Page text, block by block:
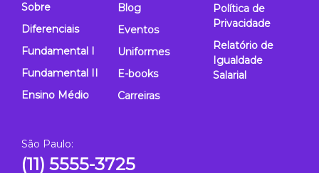
Sobre
Diferenciais
Fundamental I
Fundamental II
Ensino Médio
Blog
Eventos
Uniformes
E-books
Carreiras
Política de
Privacidade
Relatório de
Igualdade
Salarial
São Paulo:
(11) 5555-3725